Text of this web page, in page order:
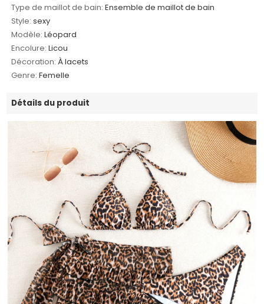
Type de maillot de bain: Ensemble de maillot de bain
Style: sexy
Modèle: Léopard
Encolure: Licou
Décoration: À lacets
Genre: Femelle
Détails du produit